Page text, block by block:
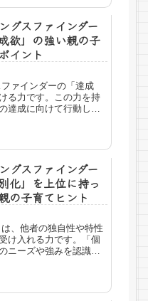
グスファインダー
欲」の強い親の子
イント
る力です。この力を持
達成に向けて行動しま
グスファインダー
化」を上位に持っ
の子育てヒント
け入れる力です。「個
ニーズや強みを認識